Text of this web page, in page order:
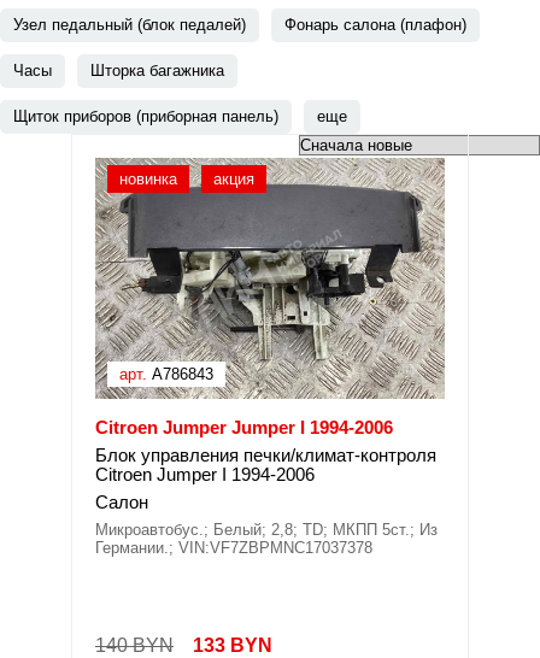
Узел педальный (блок педалей) Фонарь салона (плафон)
Часы Шторка багажника
Щиток приборов (приборная панель) еще
новинка акция
арт. A786843
Citroen Jumper Jumper I 1994-2006
Блок управления печки/климат-контроля
Citroen Jumper I 1994-2006
Салон
Микроавтобус.; Белый; 2,8; TD; МКПП 5ст.; Из
Германии.; VIN:VF7ZBPMNC17037378
140 BYN 133 BYN